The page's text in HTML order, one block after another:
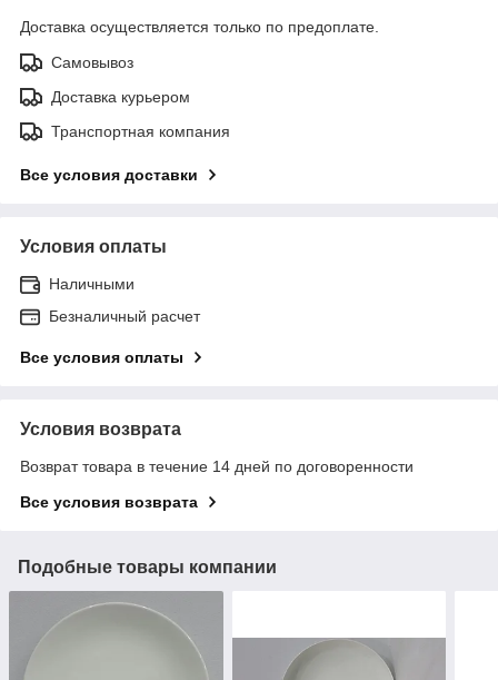
Доставка осуществляется только по предоплате.
Самовывоз
Доставка курьером
Транспортная компания
Все условия доставки
Условия оплаты
Наличными
Безналичный расчет
Все условия оплаты
Условия возврата
Возврат товара в течение 14 дней по договоренности
Все условия возврата
Подобные товары компании